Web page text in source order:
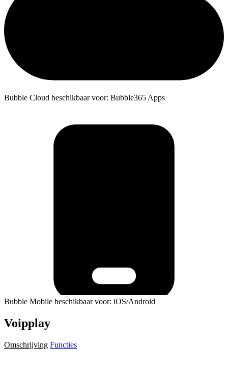
Bubble Cloud beschikbaar voor: Bubble365 Apps
Bubble Mobile beschikbaar voor: iOS/Android
Voipplay
Omschrijving Functies